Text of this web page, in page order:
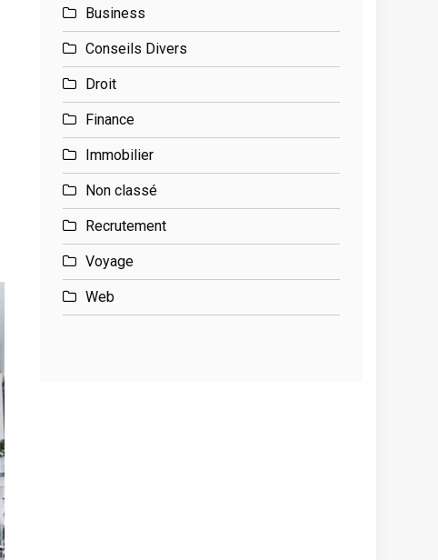
Business
Conseils Divers
Droit
Finance
Immobilier
Non classé
Recrutement
Voyage
Web